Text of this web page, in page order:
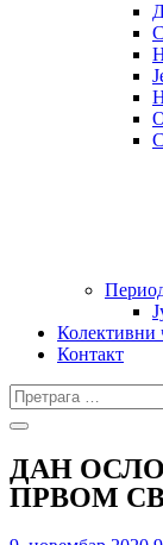
Колективни
Контакт
Претрага
за:
ДАН
ПРВОМ